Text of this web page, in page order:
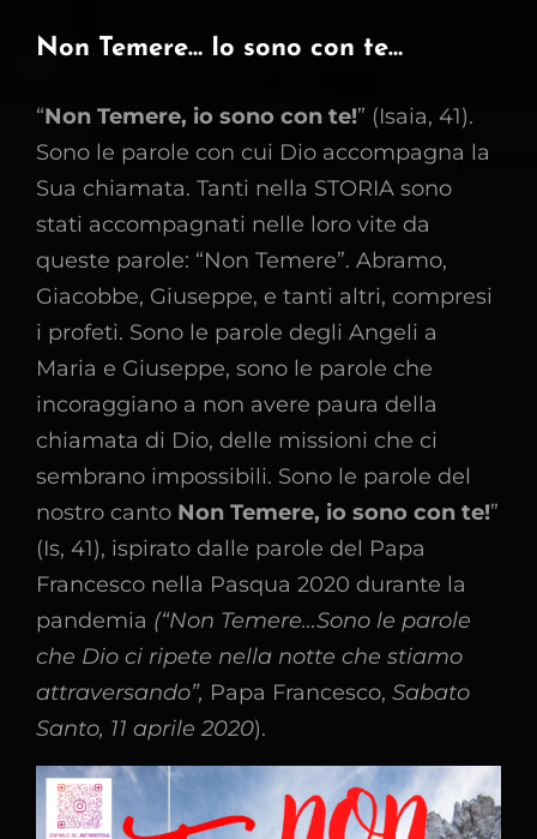
Non Temere… Io sono con te…
“Non Temere, io sono con te!” (Isaia, 41).
Sono le parole con cui Dio accompagna la
Sua chiamata. Tanti nella STORIA sono
stati accompagnati nelle loro vite da
queste parole: “Non Temere”. Abramo,
Giacobbe, Giuseppe, e tanti altri, compresi
i profeti. Sono le parole degli Angeli a
Maria e Giuseppe, sono le parole che
incoraggiano a non avere paura della
chiamata di Dio, delle missioni che ci
sembrano impossibili. Sono le parole del
nostro canto Non Temere, io sono con te!”
(Is, 41), ispirato dalle parole del Papa
Francesco nella Pasqua 2020 durante la
pandemia (“Non Temere…Sono le parole
che Dio ci ripete nella notte che stiamo
attraversando”, Papa Francesco, Sabato
Santo, 11 aprile 2020).